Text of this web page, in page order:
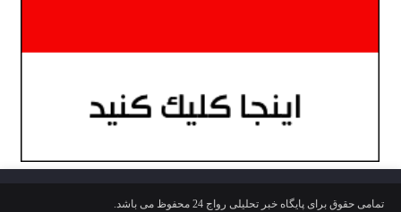
تمامی حقوق برای پایگاه خبر تحلیلی رواج 24 محفوظ می باشد.